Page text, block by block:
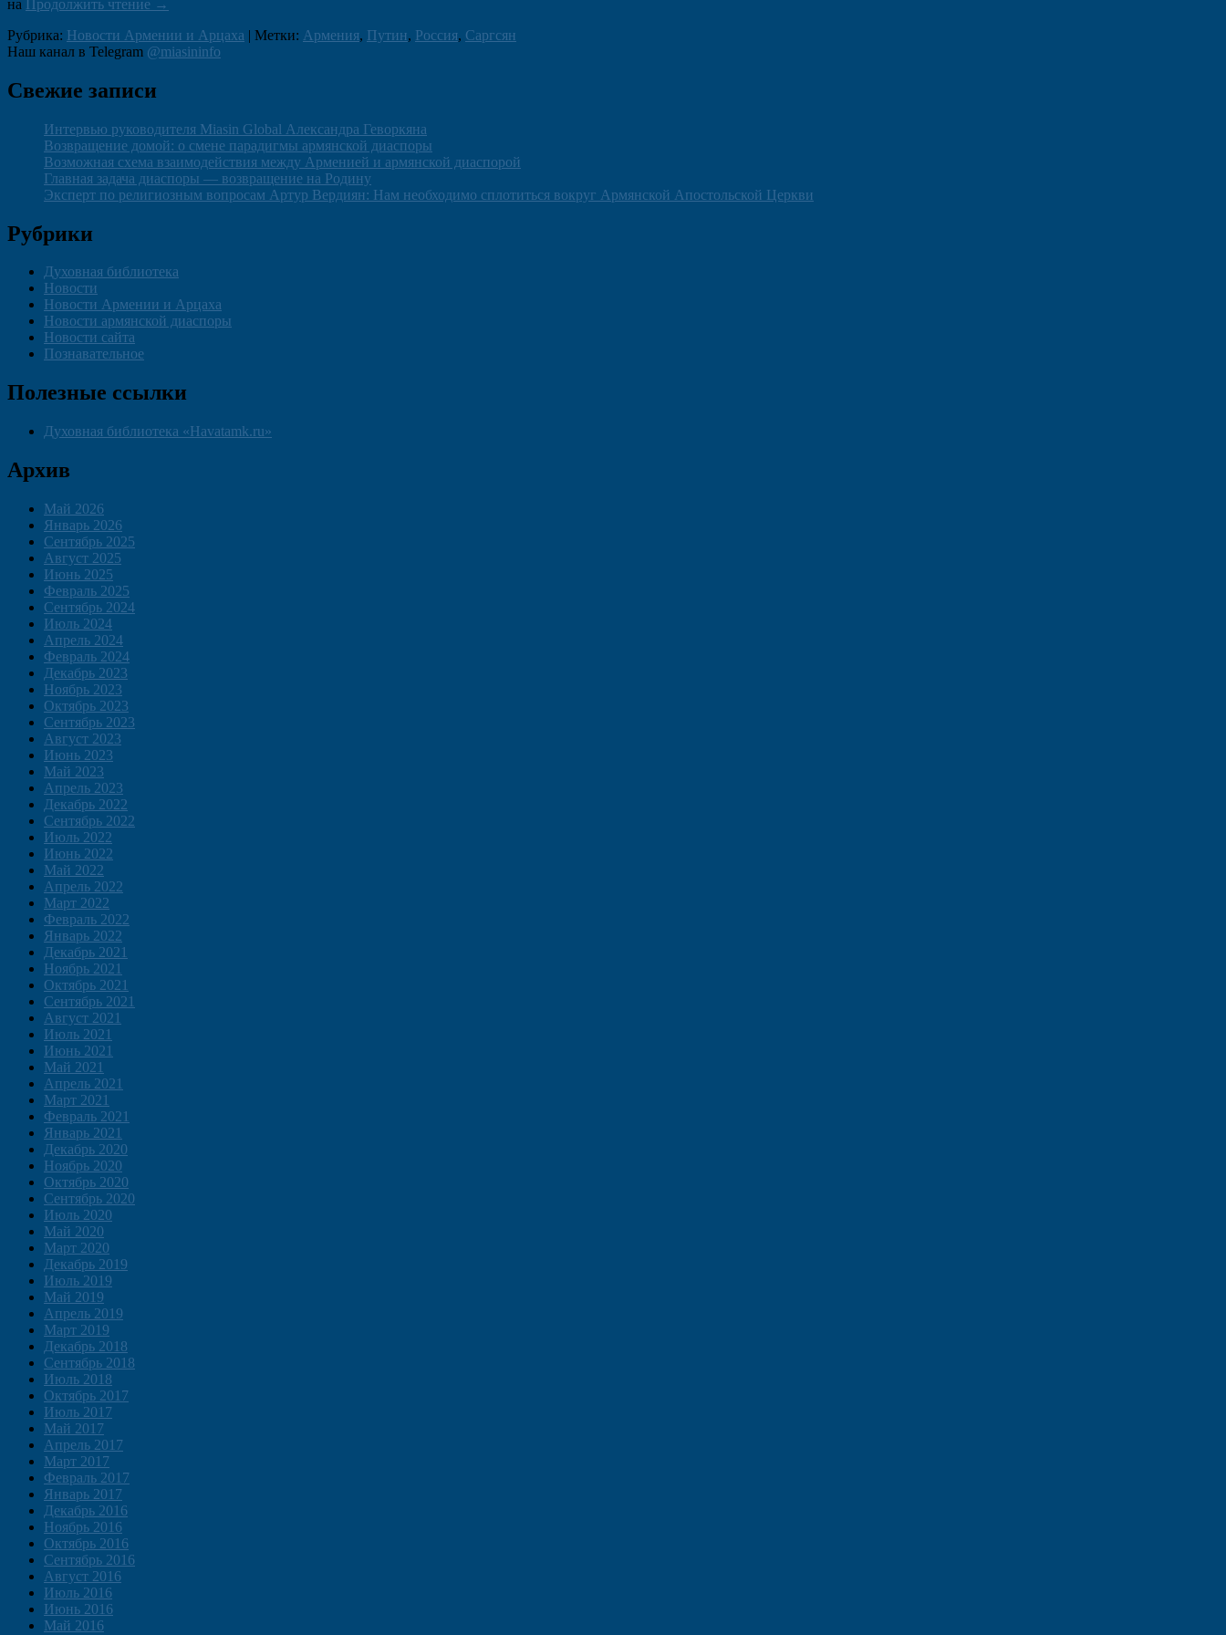
на Продолжить чтение
состоялись
армяно-
переговоры
высокого
→
Рубрика: Новости Армении и Арцаха | Метки: Армения, Путин, Россия, Саргсян
Область
основной
боковой
панели
Наш канал в Telegram @miasininfo
Свежие записи
Интервью руководителя Miasin Global Александра Геворкяна
Возвращение домой: о смене парадигмы армянской диаспоры
Возможная схема взаимодействия между Арменией и армянской диаспорой
Главная задача диаспоры — возвращение на Родину
Эксперт по религиозным вопросам Артур Вердиян: Нам необходимо сплотиться вокруг Армянской Апостольской Церкви
Рубрики
Духовная библиотека
Новости
Новости Армении и Арцаха
Новости армянской диаспоры
Новости сайта
Познавательное
Полезные ссылки
Духовная библиотека «Havatamk.ru»
Архив
Май 2026
Январь 2026
Сентябрь 2025
Август 2025
Июнь 2025
Февраль 2025
Сентябрь 2024
Июль 2024
Апрель 2024
Февраль 2024
Декабрь 2023
Ноябрь 2023
Октябрь 2023
Сентябрь 2023
Август 2023
Июнь 2023
Май 2023
Апрель 2023
Декабрь 2022
Сентябрь 2022
Июль 2022
Июнь 2022
Май 2022
Апрель 2022
Март 2022
Февраль 2022
Январь 2022
Декабрь 2021
Ноябрь 2021
Октябрь 2021
Сентябрь 2021
Август 2021
Июль 2021
Июнь 2021
Май 2021
Апрель 2021
Март 2021
Февраль 2021
Январь 2021
Декабрь 2020
Ноябрь 2020
Октябрь 2020
Сентябрь 2020
Июль 2020
Май 2020
Март 2020
Декабрь 2019
Июль 2019
Май 2019
Апрель 2019
Март 2019
Декабрь 2018
Сентябрь 2018
Июль 2018
Октябрь 2017
Июль 2017
Май 2017
Апрель 2017
Март 2017
Февраль 2017
Январь 2017
Декабрь 2016
Ноябрь 2016
Октябрь 2016
Сентябрь 2016
Август 2016
Июль 2016
Июнь 2016
Май 2016